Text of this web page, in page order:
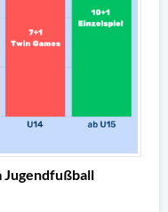
Jugendfußball